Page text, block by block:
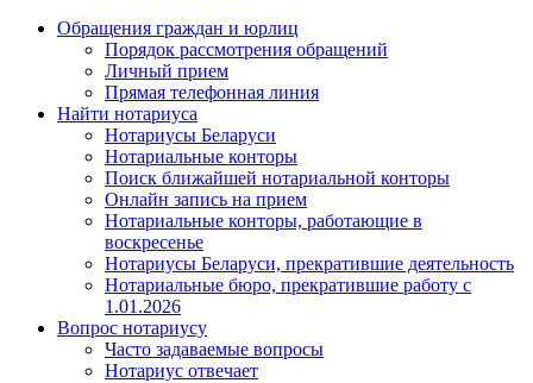
Обращения граждан и юрлиц
Порядок рассмотрения обращений
Личный прием
Прямая телефонная линия
Найти нотариуса
Нотариусы Беларуси
Нотариальные конторы
Поиск ближайшей нотариальной конторы
Онлайн запись на прием
Нотариальные конторы, работающие в
воскресенье
Нотариусы Беларуси, прекратившие деятельность
Нотариальные бюро, прекратившие работу с
1.01.2026
Вопрос нотариусу
Часто задаваемые вопросы
Нотариус отвечает